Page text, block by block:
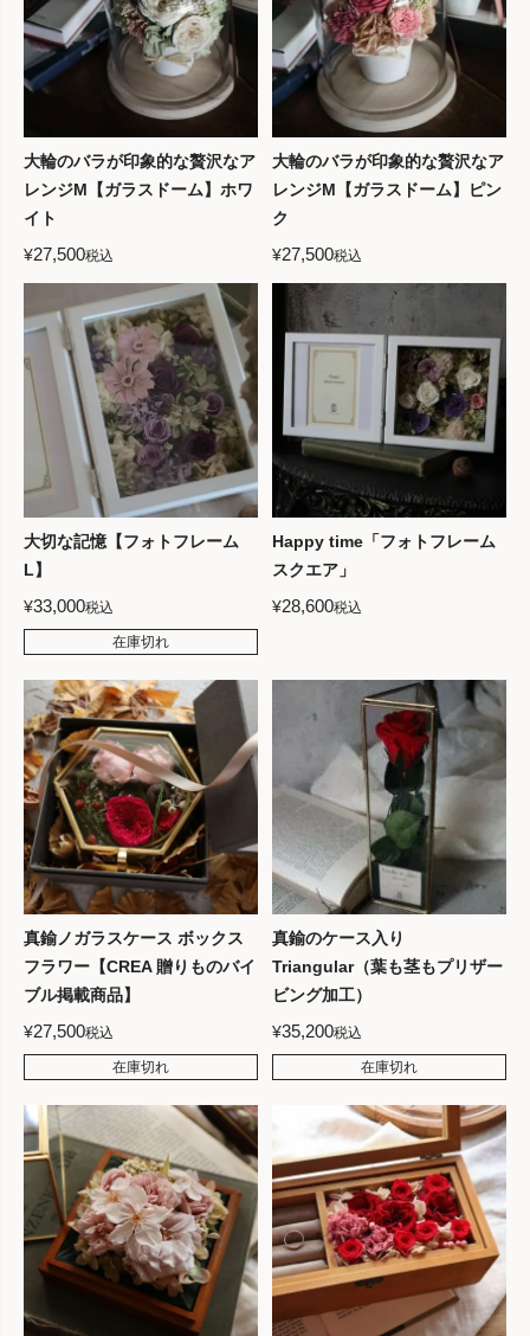
大輪のバラが印象的な贅沢なア
レンジM【ガラスドーム】ホワ
イト
¥27,500税込
大輪のバラが印象的な贅沢なア
レンジM【ガラスドーム】ピン
ク
¥27,500税込
大切な記憶【フォトフレーム
L】
¥33,000税込
在庫切れ
Happy time「フォトフレーム
スクエア」
¥28,600税込
真鍮ノガラスケース ボックス
フラワー【CREA 贈りものバイ
ブル掲載商品】
¥27,500税込
在庫切れ
真鍮のケース入り
Triangular（葉も茎もプリザー
ビング加工）
¥35,200税込
在庫切れ